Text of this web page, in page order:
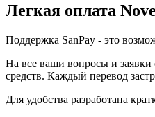
Легкая оплата
Поддержка SanPay - это
На все ваши вопросы и
средств. Каждый перевод
Для удобства разработана